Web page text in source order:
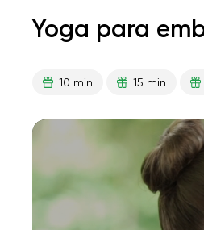
Yoga para
10 min 15 min